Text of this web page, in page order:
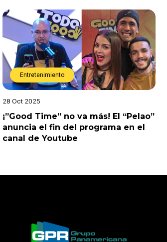
Entretenimiento
28 Oct 2025
¡”Good Time” no va más! El “Pelao”
anuncia el fin del programa en el
canal de Youtube